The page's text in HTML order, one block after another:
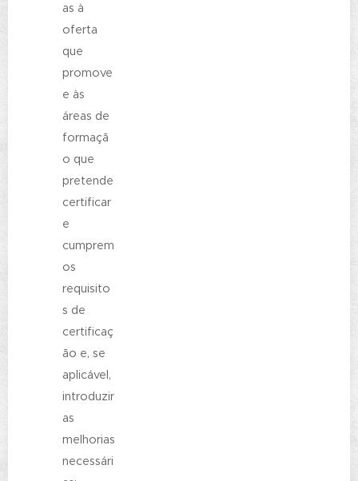
as à
oferta
que
promove
e às
áreas de
formaçã
o que
pretende
certificar
e
cumprem
os
requisito
s de
certificaç
ão e, se
aplicável,
introduzir
as
melhorias
necessári